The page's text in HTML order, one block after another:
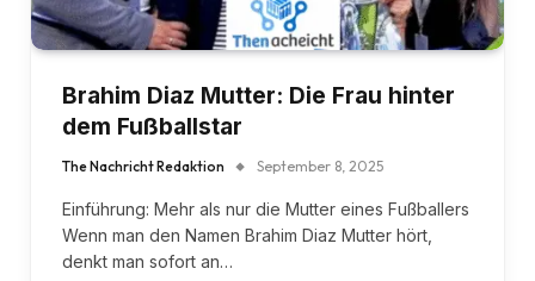
Brahim Diaz Mutter: Die Frau hinter
dem Fußballstar
The Nachricht Redaktion September 8, 2025
Einführung: Mehr als nur die Mutter eines Fußballers
Wenn man den Namen Brahim Diaz Mutter hört,
denkt man sofort an…